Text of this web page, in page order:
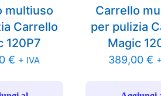
multiuso
Carrello
120P7
€ + IVA
Carrello
per pulizia
Magic
389,00€